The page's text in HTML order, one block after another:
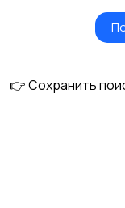
👉 Сохранить